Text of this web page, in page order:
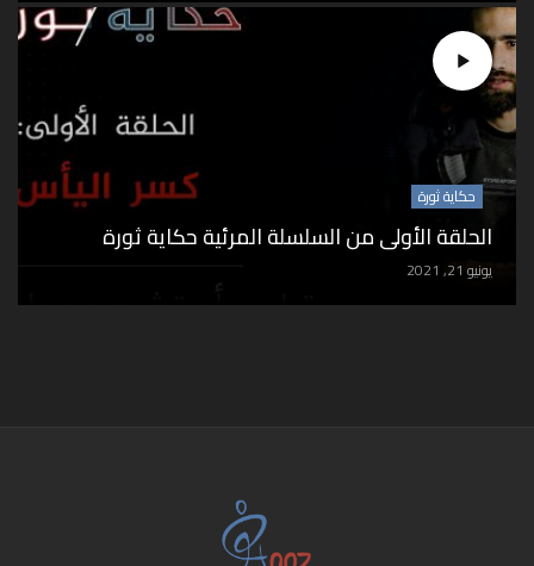
حكاية ثورة
الحلقة الأولى من السلسلة المرئية حكاية ثورة
يونيو 21, 2021